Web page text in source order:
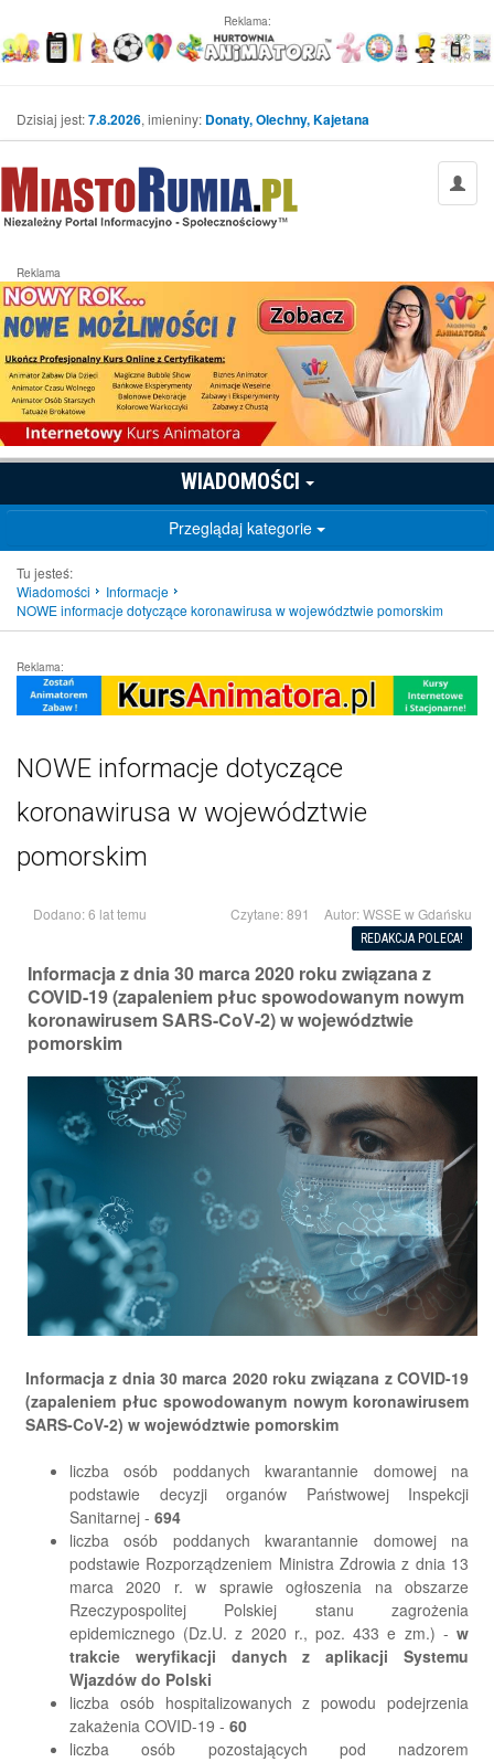
Reklama:
Dzisiaj jest:7.8.2026, imieniny: Donaty, Olechny, Kajetana
Reklama
WIADOMOŚCI
Przeglądaj kategorie
Tu jesteś:
Wiadomości
Informacje
NOWE informacje dotyczące koronawirusa w województwie pomorskim
Reklama:
NOWE informacje dotyczące
koronawirusa w województwie
pomorskim
Dodano: 6 lat temu Czytane: 891 Autor:WSSE w Gdańsku
REDAKCJA POLECA!
Informacja z dnia 30 marca 2020 roku związana z
COVID-19 (zapaleniem płuc spowodowanym nowym
koronawirusem SARS-CoV-2) w województwie
pomorskim
Informacja z dnia 30 marca 2020 roku związana z COVID-19
(zapaleniem płuc spowodowanym nowym koronawirusem
SARS-CoV-2) w województwie pomorskim
liczba osób poddanych kwarantannie domowej na
podstawie decyzji organów Państwowej Inspekcji
Sanitarnej - 694
liczba osób poddanych kwarantannie domowej na
podstawie Rozporządzeniem Ministra Zdrowia z dnia 13
marca 2020 r. w sprawie ogłoszenia na obszarze
Rzeczypospolitej Polskiej stanu zagrożenia
epidemicznego (Dz.U. z 2020 r., poz. 433 e zm.) - w
trakcie weryfikacji danych z aplikacji Systemu
Wjazdów do Polski
liczba osób hospitalizowanych z powodu podejrzenia
zakażenia COVID-19 - 60
liczba osób pozostających pod nadzorem